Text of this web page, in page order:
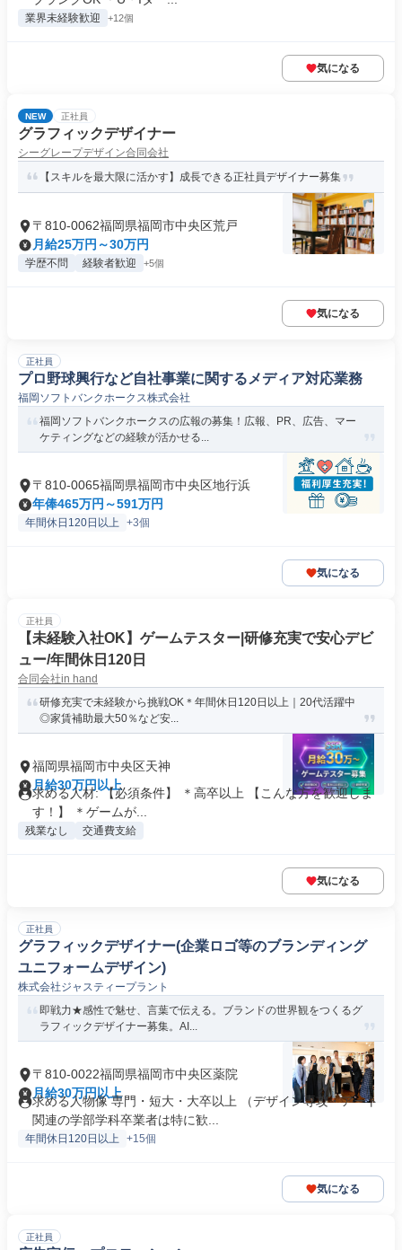
業界未経験歓迎 +12個
気になる
NEW 正社員
グラフィックデザイナー
シーグレープデザイン合同会社
【スキルを最大限に活かす】成長できる正社員デザイナー募集
〒810-0062福岡県福岡市中央区荒戸
月給25万円～30万円
学歴不問 経験者歓迎 +5個
気になる
正社員
プロ野球興行など自社事業に関するメディア対応業務
福岡ソフトバンクホークス株式会社
福岡ソフトバンクホークスの広報の募集！広報、PR、広告、マー
ケティングなどの経験が活かせる...
〒810-0065福岡県福岡市中央区地行浜
年俸465万円～591万円
年間休日120日以上 +3個
気になる
正社員
【未経験入社OK】ゲームテスター|研修充実で安心デビ
ュー/年間休日120日
合同会社in hand
研修充実で未経験から挑戦OK＊年間休日120日以上｜20代活躍中
◎家賃補助最大50％など安...
福岡県福岡市中央区天神
月給30万円以上
求める人材: 【必須条件】 ＊高卒以上 【こんな方を歓迎しま
す！】 ＊ゲームが...
残業なし 交通費支給
気になる
正社員
グラフィックデザイナー(企業ロゴ等のブランディング
ユニフォームデザイン)
株式会社ジャスティープラント
即戦力★感性で魅せ、言葉で伝える。ブランドの世界観をつくるグ
ラフィックデザイナー募集。AI...
〒810-0022福岡県福岡市中央区薬院
月給30万円以上
求める人物像 専門・短大・大卒以上 （デザイン専攻・アート
関連の学部学科卒業者は特に歓...
年間休日120日以上 +15個
気になる
正社員